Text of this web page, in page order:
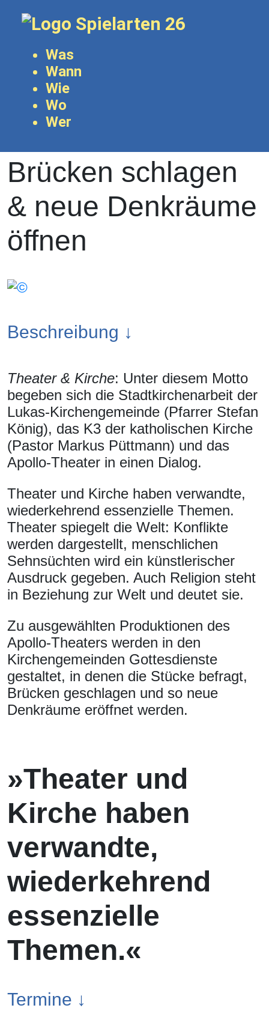
Was
Wann
Wie
Wo
Wer
Theater &
Kirche
Brücken schlagen
& neue Denkräume
öffnen
Beschreibung ↓
Theater & Kirche: Unter diesem Motto
begeben sich die Stadtkirchenarbeit der
Lukas-Kirchengemeinde (Pfarrer Stefan
König), das K3 der katholischen Kirche
(Pastor Markus Püttmann) und das
Apollo-Theater in einen Dialog.
Theater und Kirche haben verwandte,
wiederkehrend essenzielle Themen.
Theater spiegelt die Welt: Konflikte
werden dargestellt, menschlichen
Sehnsüchten wird ein künstlerischer
Ausdruck gegeben. Auch Religion steht
in Beziehung zur Welt und deutet sie.
Zu ausgewählten Produktionen des
Apollo-Theaters werden in den
Kirchengemeinden Gottesdienste
gestaltet, in denen die Stücke befragt,
Brücken geschlagen und so neue
Denkräume eröffnet werden.
»Theater und
Kirche haben
verwandte,
wiederkehrend
essenzielle
Themen.«
Termine ↓